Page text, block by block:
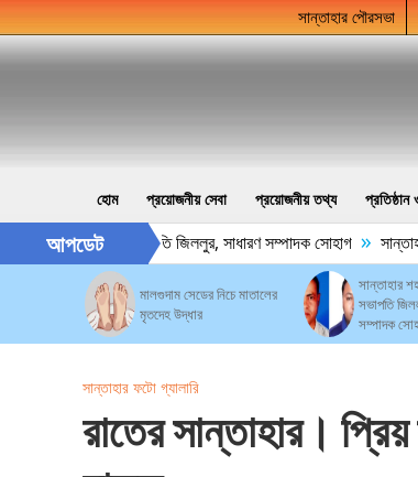
সান্তাহার পৌরসভা
হোম প্রয়োজনীয় সেবা প্রয়োজনীয় তথ্য
আপডেট
শহর প্রেসক্লাবের সভাপতি জিললুর, সাধারণ সম্পাদক সোহাগ »
মালগুদাম সেডের নিচে মাতালের
মৃতদেহ উদ্ধার
সান্তাহার
সভাপতি
সম্পাদক
সান্তাহার ফটো গ্যালারি
রাতের সান্তাহার।